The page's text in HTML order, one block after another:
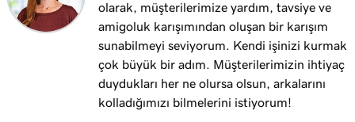
Ders 13 (/25)
Alan adımı işletmem için kullanma
2m 9s
Ders 14 (/25)
Web Siteleri + Pazarlama Araçları siteme bir
alan adı bağlama
1m 25s
olarak, müşterilerimize yardım, tavsiye ve
amigoluk karışımından oluşan bir karışım
sunabilmeyi seviyorum. Kendi işinizi kurmak
çok büyük bir adım. Müşterilerimizin ihtiyaç
duydukları her ne olursa olsun, arkalarını
kolladığımızı bilmelerini istiyorum!